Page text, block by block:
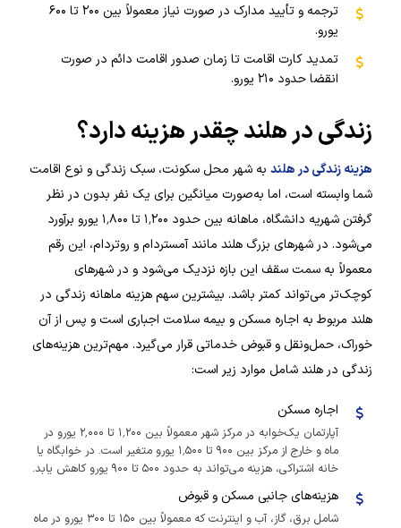
ترجمه و تأیید مدارک در صورت نیاز معمولاً بین ۲۰۰ تا ۶۰۰
یورو.
تمدید کارت اقامت تا زمان صدور اقامت دائم در صورت
انقضا حدود ۲۱۰ یورو.
زندگی در هلند چقدر هزینه دارد؟
هزینه زندگی در هلند به شهر محل سکونت، سبک زندگی و نوع اقامت
شما وابسته است، اما به‌صورت میانگین برای یک نفر بدون در نظر
گرفتن شهریه دانشگاه، ماهانه بین حدود ۱٬۲۰۰ تا ۱٬۸۰۰ یورو برآورد
می‌شود. در شهرهای بزرگ هلند مانند آمستردام و روتردام، این رقم
معمولاً به سمت سقف این بازه نزدیک می‌شود و در شهرهای
کوچک‌تر می‌تواند کمتر باشد. بیشترین سهم هزینه ماهانه زندگی در
هلند مربوط به اجاره مسکن و بیمه سلامت اجباری است و پس از آن
خوراک، حمل‌ونقل و قبوض خدماتی قرار می‌گیرد. مهم‌ترین هزینه‌های
زندگی در هلند شامل موارد زیر است:
اجاره مسکن
آپارتمان یک‌خوابه در مرکز شهر معمولاً بین ۱٬۲۰۰ تا ۲٬۰۰۰ یورو در
ماه و خارج از مرکز بین ۹۰۰ تا ۱٬۵۰۰ یورو متغیر است. در خوابگاه یا
خانه اشتراکی، هزینه می‌تواند به حدود ۵۰۰ تا ۹۰۰ یورو کاهش یابد.
هزینه‌های جانبی مسکن و قبوض
شامل برق، گاز، آب و اینترنت که معمولاً بین ۱۵۰ تا ۳۰۰ یورو در ماه